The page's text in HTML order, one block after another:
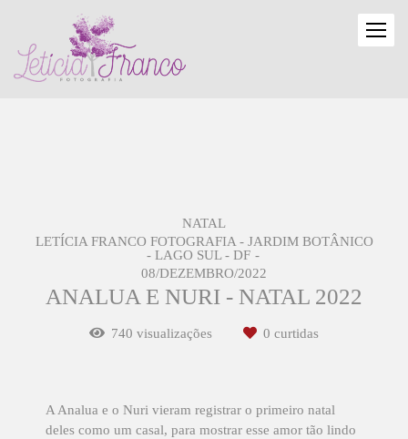
NATAL
LETÍCIA FRANCO FOTOGRAFIA - JARDIM BOTÂNICO
- LAGO SUL - DF
08/DEZEMBRO/2022
ANALUA E NURI - NATAL 2022
740 visualizações 0 curtidas
A Analua e o Nuri vieram registrar o primeiro natal
deles como um casal, para mostrar esse amor tão lindo